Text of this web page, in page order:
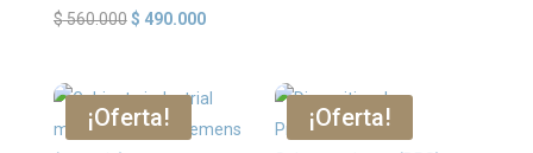
$560.000 El
era:
$ 560.000.
$ 490.000El
es:
$ 490.000.
$ 4.200.000.
¡Oferta! ¡Oferta!